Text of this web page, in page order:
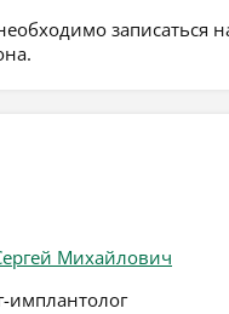
записаться
Михайлович
имплантолог